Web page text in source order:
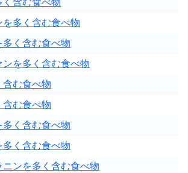
を多く含む食べ物
多く含む食べ物
ンを多く含む食べ物
含む食べ物
含む食べ物
多く含む食べ物
多く含む食べ物
ニンを多く含む食べ物